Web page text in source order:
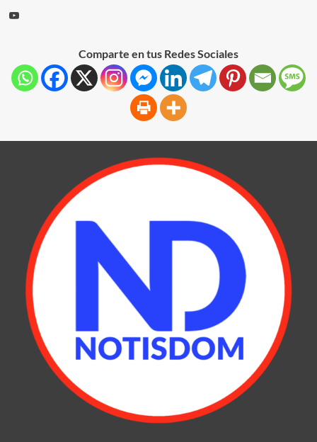
Comparte en tus Redes Sociales